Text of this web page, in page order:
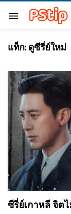
menu
แท็ก: ดูซีรี่ย์ใหม่
ซีรี่ย์เกาหลี จิต